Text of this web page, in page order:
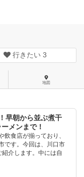
行きたい 3
地図
早朝から並ぶ煮干
メンまで！
食店が揃っており、
です。今回は、川口市
介します。中には自